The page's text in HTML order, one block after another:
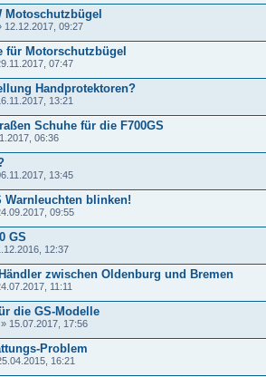
Motoschutzbügel
12.12.2017, 09:27
für Motorschutzbügel
07:47
Handprotektoren?
13:21
Schuhe für die F700GS
06:36
13:45
Warnleuchten blinken!
09:55
GS
12:37
zwischen Oldenburg und Bremen
11:11
die GS-Modelle
» 15.07.2017, 17:56
Problem
16:21